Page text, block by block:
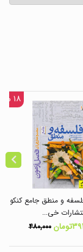
۱۸ %
و منطق جامع کنکور
خی...
۴۸۰,۰۰۰